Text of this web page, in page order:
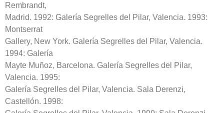
Rembrandt,
Madrid. 1992: Galería Segrelles del Pilar, Valencia. 1993:
Montserrat
Gallery, New York. Galería Segrelles del Pilar, Valencia.
1994: Galería
Mayte Muñoz, Barcelona. Galería Segrelles del Pilar,
Valencia. 1995:
Galería Segrelles del Pilar, Valencia. Sala Derenzi,
Castellón. 1998: